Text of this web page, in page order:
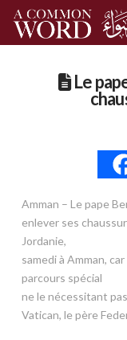
Le
Amman – Le pape
enlever ses
Jordanie,
samedi à Amman,
parcours spécial
ne le nécessitant
Vatican, le père